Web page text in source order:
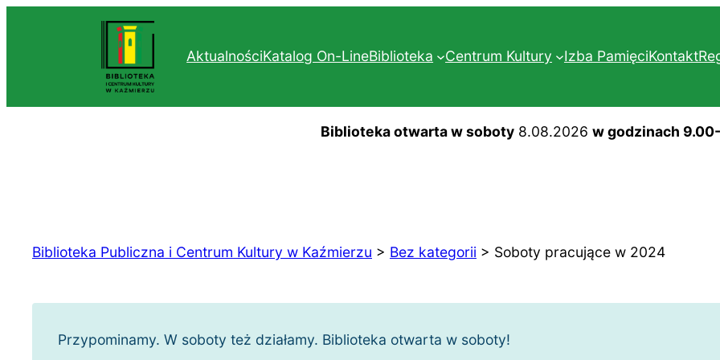
AktualnościKatalog On-LineBiblioteka Centrum Kultury Izba PamięciKontakt
Biblioteka otwarta w soboty8.08.2026 w godzinach
Biblioteka Publiczna i Centrum Kultury w Kaźmierzu > Bez kategorii > Soboty pracujące w 2024
Przypominamy. W soboty też działamy. Biblioteka otwarta w soboty!